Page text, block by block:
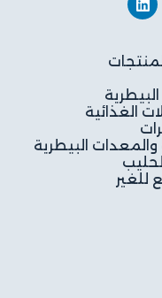
البيطرية
الغذائية
والمعدات البيطرية
للغير